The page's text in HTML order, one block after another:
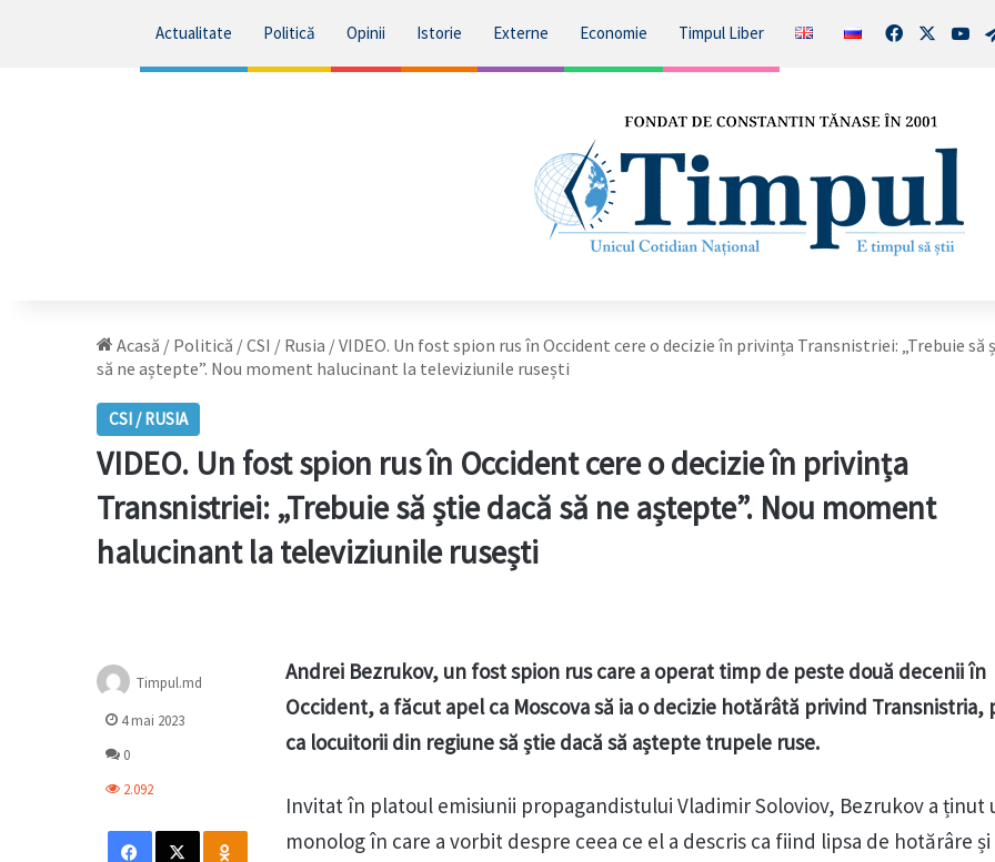
Actualitate Politică Opinii Istorie Externe Economie Timpul Liber Facebook
Acasă / Politică /CSI / Rusia /VIDEO. Un fost spion rus în Occident cere o decizie în privința Transnistriei: „Trebuie să
să ne aștepte”. Nou moment halucinant la televiziunile rusești
CSI / RUSIA
VIDEO. Un fost spion rus în Occident cere o decizie în privința
Transnistriei: „Trebuie să știe dacă să ne aștepte”. Nou moment
halucinant la televiziunile rusești
Andrei Bezrukov, un fost spion rus care a operat timp de peste două decenii în
Occident, a făcut apel ca Moscova să ia o decizie hotărâtă privind Transnistria,
ca locuitorii din regiune să știe dacă să aștepte trupele ruse.
Invitat în platoul emisiunii propagandistului Vladimir Soloviov, Bezrukov a ținut
monolog în care a vorbit despre ceea ce el a descris ca fiind lipsa de hotărâre
Timpul.md
4 mai 2023
0
2.092
Facebook
X Odnoklassniki